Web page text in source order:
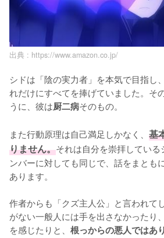
出典 : https://www.amazon.co.jp/
シドは「陰の実力者」を本気で目指し
れだけにすべてを捧げていました。そ
うに、彼は厨二病そのもの。
また行動原理は自己満足しかなく、 基
りません。それは自分を崇拝している
ンバーに対しても同じで、話をまとも
あります。
作者からも「クズ主人公」と言われて
がない一般人には手を出さなかったり
を感じたりと、 根っからの悪人ではあ